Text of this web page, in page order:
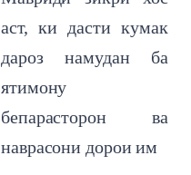
аст, ки дасти кумак
дароз намудан ба
ятимону
бепарасторон ва
наврасони дорои им